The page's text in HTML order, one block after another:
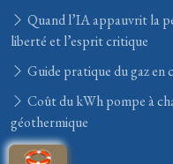
Quand l’IA appauvrit la
liberté et l’esprit critique
Guide pratique du gaz en
Coût du kWh pompe à
géothermique